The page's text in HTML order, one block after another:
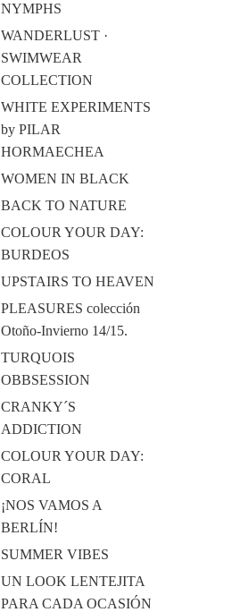
NYMPHS
WANDERLUST ·
SWIMWEAR
COLLECTION
WHITE EXPERIMENTS
by PILAR
HORMAECHEA
WOMEN IN BLACK
BACK TO NATURE
COLOUR YOUR DAY:
BURDEOS
UPSTAIRS TO HEAVEN
PLEASURES colección
Otoño-Invierno 14/15.
TURQUOIS
OBBSESSION
CRANKY´S
ADDICTION
COLOUR YOUR DAY:
CORAL
¡NOS VAMOS A
BERLÍN!
SUMMER VIBES
UN LOOK LENTEJITA
PARA CADA OCASIÓN